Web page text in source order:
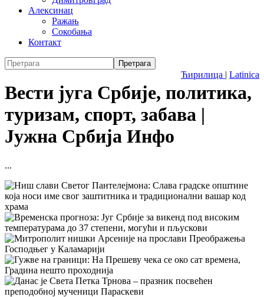
Алексинац
Ражањ
Сокобања
Контакт
Ћирилица | Latinica
Вести југа Србије, политика,
туризам, спорт, забава |
Јужна Србија Инфо
...